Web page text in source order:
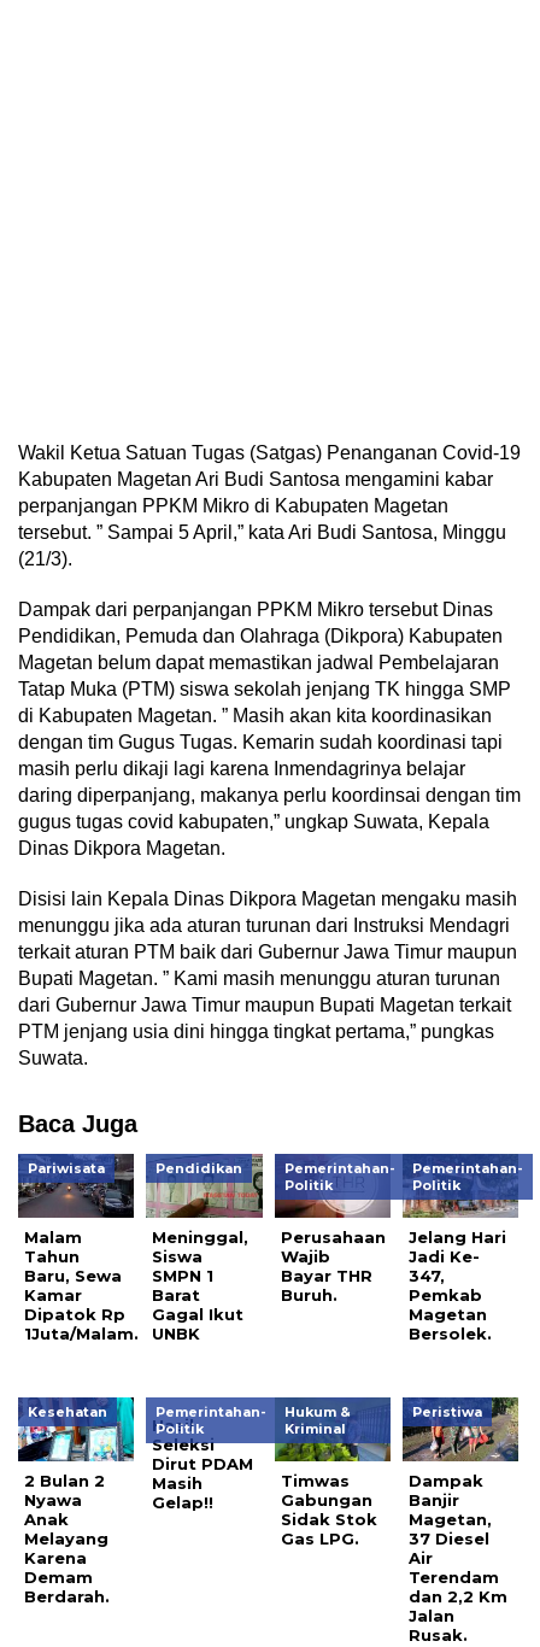
Wakil Ketua Satuan Tugas (Satgas) Penanganan Covid-19
Kabupaten Magetan Ari Budi Santosa mengamini kabar
perpanjangan PPKM Mikro di Kabupaten Magetan
tersebut. ” Sampai 5 April,” kata Ari Budi Santosa, Minggu
(21/3).
Dampak dari perpanjangan PPKM Mikro tersebut Dinas
Pendidikan, Pemuda dan Olahraga (Dikpora) Kabupaten
Magetan belum dapat memastikan jadwal Pembelajaran
Tatap Muka (PTM) siswa sekolah jenjang TK hingga SMP
di Kabupaten Magetan. ” Masih akan kita koordinasikan
dengan tim Gugus Tugas. Kemarin sudah koordinasi tapi
masih perlu dikaji lagi karena Inmendagrinya belajar
daring diperpanjang, makanya perlu koordinsai dengan tim
gugus tugas covid kabupaten,” ungkap Suwata, Kepala
Dinas Dikpora Magetan.
Disisi lain Kepala Dinas Dikpora Magetan mengaku masih
menunggu jika ada aturan turunan dari Instruksi Mendagri
terkait aturan PTM baik dari Gubernur Jawa Timur maupun
Bupati Magetan. ” Kami masih menunggu aturan turunan
dari Gubernur Jawa Timur maupun Bupati Magetan terkait
PTM jenjang usia dini hingga tingkat pertama,” pungkas
Suwata.
Baca Juga
Pariwisata
Malam
Tahun
Baru, Sewa
Kamar
Dipatok Rp
1Juta/Malam.
Pendidikan
Meninggal,
Siswa
SMPN 1
Barat
Gagal Ikut
UNBK
Pemerintahan-
Politik
Perusahaan
Wajib
Bayar THR
Buruh.
Pemerintahan-
Politik
Jelang Hari
Jadi Ke-
347,
Pemkab
Magetan
Bersolek.
Kesehatan
2 Bulan 2
Nyawa
Anak
Melayang
Karena
Demam
Berdarah.
Pemerintahan-
Politik
Hasil
Seleksi
Dirut PDAM
Masih
Gelap!!
Hukum &
Kriminal
Timwas
Gabungan
Sidak Stok
Gas LPG.
Peristiwa
Dampak
Banjir
Magetan,
37 Diesel
Air
Terendam
dan 2,2 Km
Jalan
Rusak.